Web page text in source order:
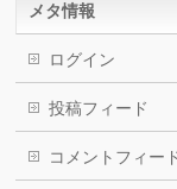
メタ情報
ログイン
投稿フィード
コメントフィー